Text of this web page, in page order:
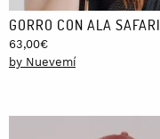
GORRO CON ALA SAFARI
63,00€
by Nuevemí